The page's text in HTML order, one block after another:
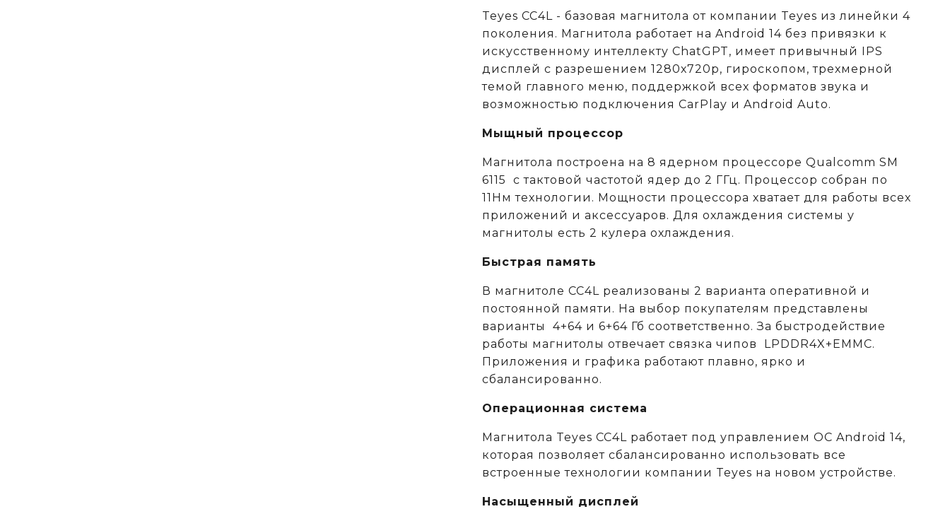
Teyes CC4L - базовая магнитола от компании Teyes из линейки 4
поколения. Магнитола работает на Android 14 без привязки к
искусственному интеллекту ChatGPT, имеет привычный IPS
дисплей с разрешением 1280х720р, гироскопом, трехмерной
темой главного меню, поддержкой всех форматов звука и
возможностью подключения CarPlay и Android Auto.
Мыщный процессор
Магнитола построена на 8 ядерном процессоре Qualcomm SM
6115
c тактовой частотой ядер до 2 ГГц. Процессор собран по
11Нм технологии. Мощности процессора хватает для работы всех
приложений и аксессуаров. Для охлаждения системы у
магнитолы есть 2 кулера охлаждения.
Быстрая память
В магнитоле CC4L реализованы 2 варианта оперативной и
постоянной памяти. На выбор покупателям представлены
варианты 4+64 и 6+64 Гб соответственно. За быстродействие
работы магнитолы отвечает связка чипов LPDDR4X+EMMC.
Приложения и графика работают плавно, ярко и
сбалансированно.
Операционная система
Магнитола Teyes CC4L работает под управлением ОС Android 14,
которая позволяет сбалансированно использовать все
встроенные технологии компании Teyes на новом устройстве.
Насыщенный дисплей